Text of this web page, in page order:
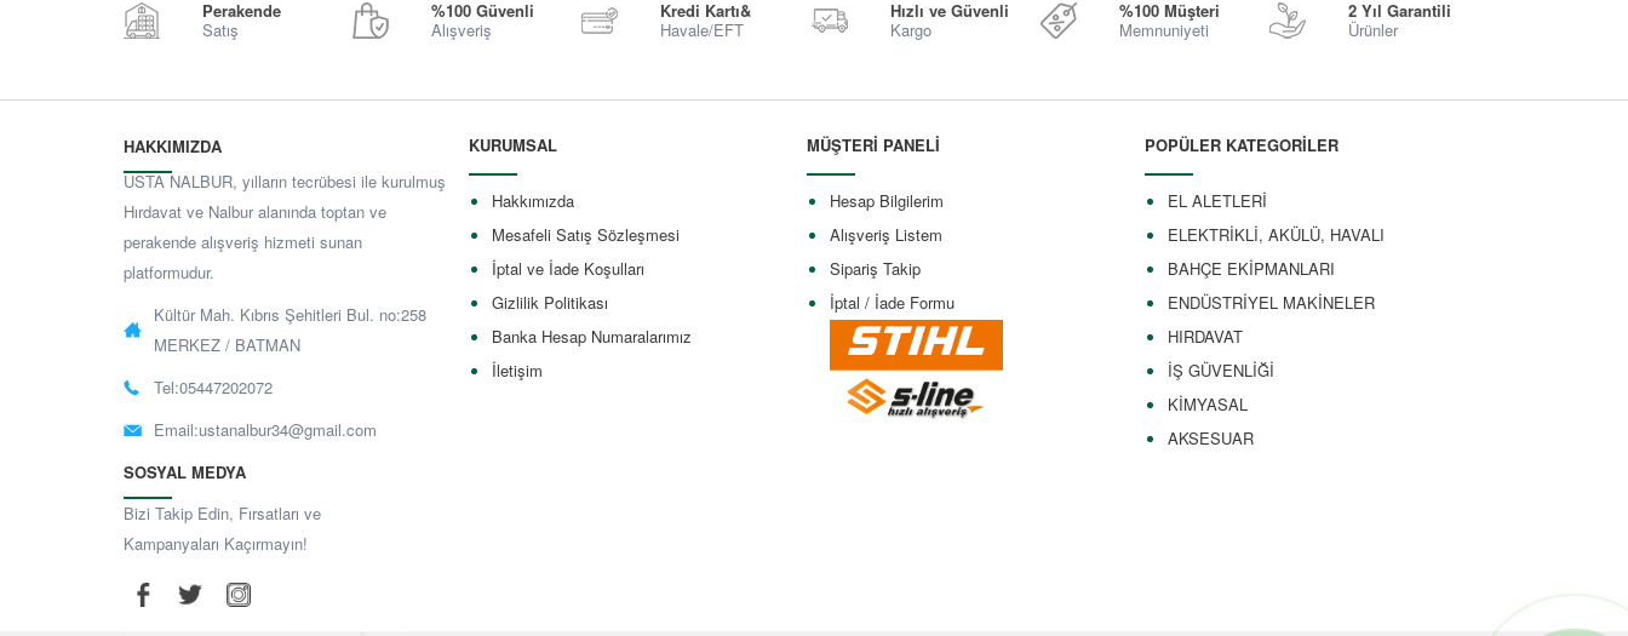
Perakende
Satış
%100 Güvenli
Alışveriş
Kredi Kartı&
Havale/EFT
Hızlı ve Güvenli
Kargo
%100 Müşteri
Memnuniyeti
2 Yıl Garantili
Ürünler
HAKKIMIZDA
USTA NALBUR, yılların tecrübesi ile kurulmuş
Hırdavat ve Nalbur alanında toptan ve
perakende alışveriş hizmeti sunan
platformudur.
Kültür Mah. Kıbrıs Şehitleri Bul. no:258
MERKEZ / BATMAN
Tel:05447202072
Email:ustanalbur34@gmail.com
SOSYAL MEDYA
Bizi Takip Edin, Fırsatları ve
Kampanyaları Kaçırmayın!
KURUMSAL
Hakkımızda
Mesafeli Satış Sözleşmesi
İptal ve İade Koşulları
Gizlilik Politikası
Banka Hesap Numaralarımız
İletişim
MÜŞTERİ PANELİ
Hesap Bilgilerim
Alışveriş Listem
Sipariş Takip
İptal / İade Formu
POPÜLER KATEGORİLER
EL ALETLERİ
ELEKTRİKLİ, AKÜLÜ, HAVALI
BAHÇE EKİPMANLARI
ENDÜSTRİYEL MAKİNELER
HIRDAVAT
İŞ GÜVENLİĞİ
KİMYASAL
AKSESUAR